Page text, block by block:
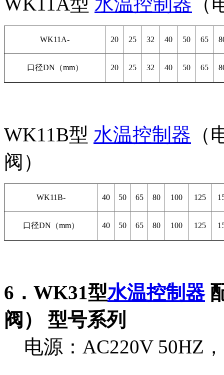
WK11A- 20 25 32 40 50 65
口径DN（mm） 20 25 32 40 50 65
WK11B型 水温控制器
阀）
WK11B- 40 50 65 80 100 125
口径DN（mm） 40 50 65 80 100 125
6．WK31型水温控制器
阀） 型号系列
电源：AC220V 50HZ，